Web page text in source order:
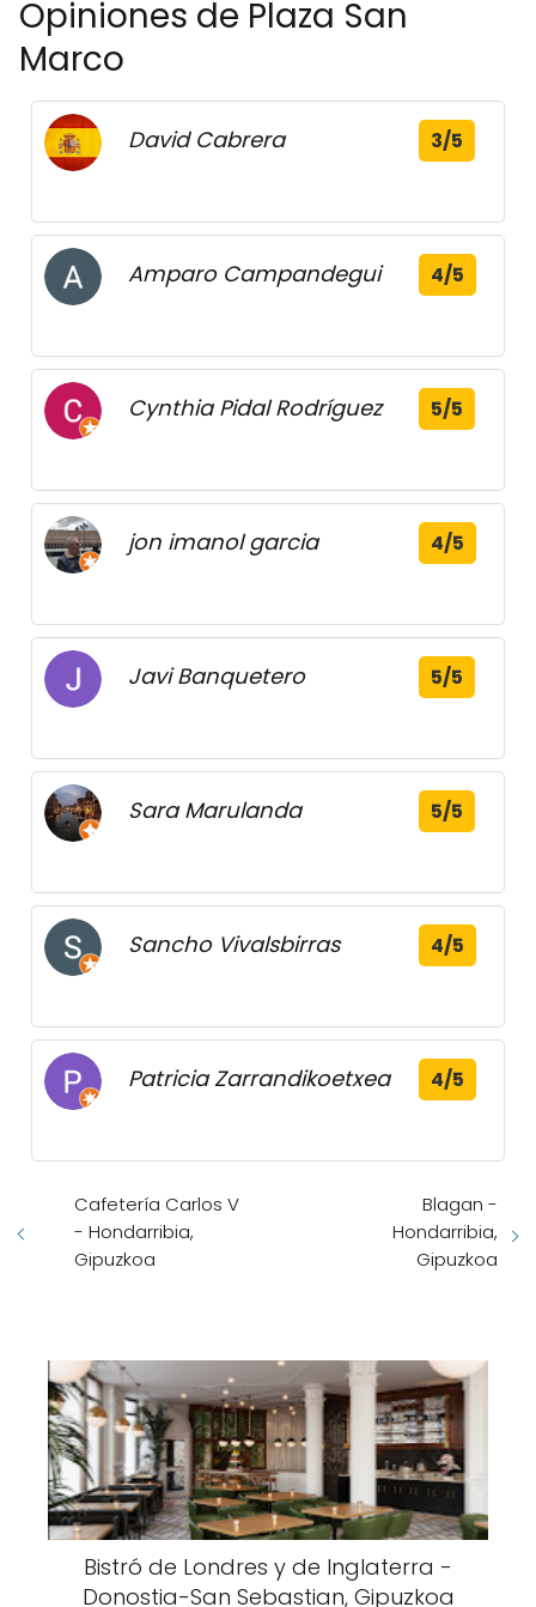
Opiniones de Plaza San
Marco
David Cabrera 3/5
Amparo Campandegui 4/5
Cynthia Pidal Rodríguez 5/5
jon imanol garcia 4/5
Javi Banquetero 5/5
Sara Marulanda 5/5
Sancho Vivalsbirras 4/5
Patricia Zarrandikoetxea 4/5
Cafetería Carlos V
- Hondarribia,
Gipuzkoa
Blagan -
Hondarribia,
Gipuzkoa
Bistró de Londres y de Inglaterra -
Donostia-San Sebastian, Gipuzkoa